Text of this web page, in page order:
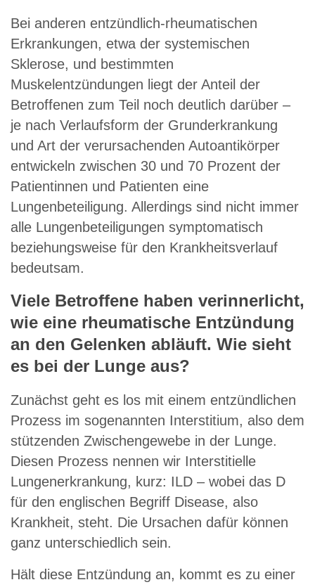
Bei anderen entzündlich-rheumatischen
Erkrankungen, etwa der systemischen
Sklerose, und bestimmten
Muskelentzündungen liegt der Anteil der
Betroffenen zum Teil noch deutlich darüber –
je nach Verlaufsform der Grunderkrankung
und Art der verursachenden Autoantikörper
entwickeln zwischen 30 und 70 Prozent der
Patientinnen und Patienten eine
Lungenbeteiligung. Allerdings sind nicht immer
alle Lungenbeteiligungen symptomatisch
beziehungsweise für den Krankheitsverlauf
bedeutsam.
Viele Betroffene haben verinnerlicht,
wie eine rheumatische Entzündung
an den Gelenken abläuft. Wie sieht
es bei der Lunge aus?
Zunächst geht es los mit einem entzündlichen
Prozess im sogenannten Interstitium, also dem
stützenden Zwischengewebe in der Lunge.
Diesen Prozess nennen wir Interstitielle
Lungenerkrankung, kurz: ILD – wobei das D
für den englischen Begriff Disease, also
Krankheit, steht. Die Ursachen dafür können
ganz unterschiedlich sein.
Hält diese Entzündung an, kommt es zu einer